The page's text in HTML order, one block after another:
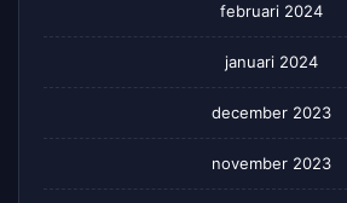
februari 2024
januari 2024
december 2023
november 2023